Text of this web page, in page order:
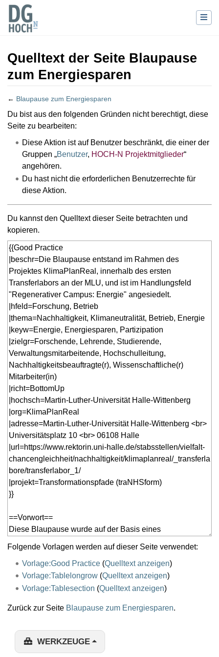
Quelltext der Seite Blaupause
zum Energiesparen
← Blaupause zum Energiesparen
Wechseln zu: Navigation Suche
Du bist aus den folgenden Gründen nicht berechtigt, diese
Seite zu bearbeiten:
Diese Aktion ist auf Benutzer beschränkt, die einer der
Gruppen „Benutzer, HOCH-N Projektmitglieder“
angehören.
Du hast nicht die erforderlichen Benutzerrechte für
diese Aktion.
Du kannst den Quelltext dieser Seite betrachten und
kopieren.
Folgende Vorlagen werden auf dieser Seite verwendet:
Vorlage:Good Practice(Quelltext anzeigen)
Vorlage:Tablelongrow(Quelltext anzeigen)
Vorlage:Tablesection (Quelltext anzeigen)
Zurück zur Seite Blaupause zum Energiesparen.
WERKZEUGE